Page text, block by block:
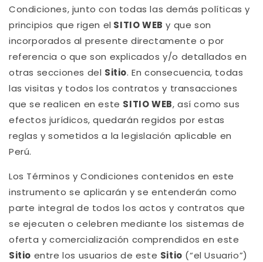
Condiciones, junto con todas las demás políticas y
principios que rigen el SITIO WEB y que son
incorporados al presente directamente o por
referencia o que son explicados y/o detallados en
otras secciones del Sitio. En consecuencia, todas
las visitas y todos los contratos y transacciones
que se realicen en este SITIO WEB, así como sus
efectos jurídicos, quedarán regidos por estas
reglas y sometidos a la legislación aplicable en
Perú.
Los Términos y Condiciones contenidos en este
instrumento se aplicarán y se entenderán como
parte integral de todos los actos y contratos que
se ejecuten o celebren mediante los sistemas de
oferta y comercialización comprendidos en este
Sitio entre los usuarios de este Sitio (“el Usuario”)